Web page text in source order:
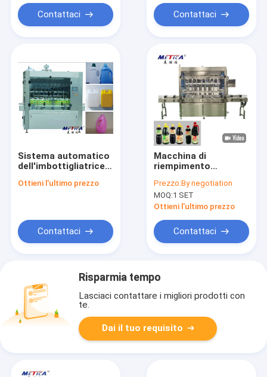
Contattaci
in vetroContattaci
Sistema automatico
dell'imbottigliatrice
pasta e del liquido
Ottieni l'ultimo prezzo
Contattaci
Macchina di
riempimento
bottiglie di salsa da
500 kg con sistema
di controllo PLC e
motore
Prezzo:By negotiation
MOQ:1 SET
Ottieni l'ultimo prezzo
Contattaci
Risparmia tempo
Lasciaci contattare i migliori prodotti con
te.
Dai il tuo requisito